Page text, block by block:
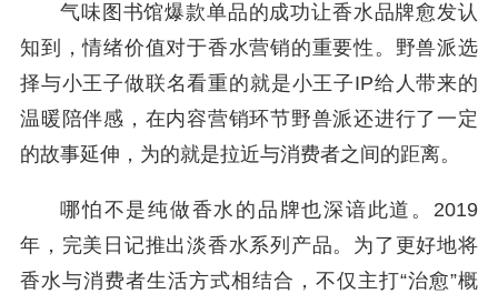
气味图书馆爆款单品的成功让香水品牌愈发认
知到，情绪价值对于香水营销的重要性。野兽派选
择与小王子做联名看重的就是小王子IP给人带来的
温暖陪伴感，在内容营销环节野兽派还进行了一定
的故事延伸，为的就是拉近与消费者之间的距离。
哪怕不是纯做香水的品牌也深谙此道。2019
年，完美日记推出淡香水系列产品。为了更好地将
香水与消费者生活方式相结合，不仅主打“治愈”概